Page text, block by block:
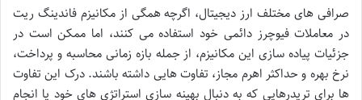
صرافی های مختلف ارز دیجیتال، اگرچه همگی از مکانیزم فاندینگ ریت
در معاملات فیوچرز دائمی خود استفاده می کنند، اما ممکن است در
جزئیات پیاده سازی این مکانیزم، از جمله بازه زمانی محاسبه و پرداخت،
نرخ بهره و حداکثر اهرم مجاز، تفاوت هایی داشته باشند. درک این تفاوت
ها برای تریدرهایی که به دنبال بهینه سازی استراتژی های خود یا انجام